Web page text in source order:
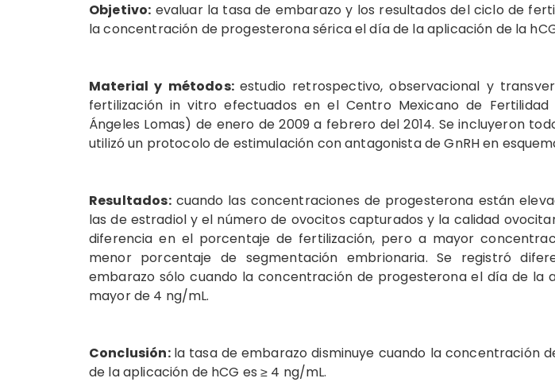
Objetivo: evaluar la tasa de embarazo y los resultados del ciclo de
la concentración de progesterona sérica el día de la aplicación de la
Material y métodos: estudio retrospectivo, observacional y
fertilización in vitro efectuados en el Centro Mexicano de Fertilidad
Ángeles Lomas) de enero de 2009 a febrero del 2014. Se incluyeron
utilizó un protocolo de estimulación con antagonista de GnRH en
Resultados:cuando las concentraciones de progesterona están
las de estradiol y el número de ovocitos capturados y la calidad
diferencia en el porcentaje de fertilización, pero a mayor
menor porcentaje de segmentación embrionaria. Se registró
embarazo sólo cuando la concentración de progesterona el día de la
mayor de 4 ng/mL.
Conclusión: la tasa de embarazo disminuye cuando la concentración
de la aplicación de hCG es ≥ 4 ng/mL.